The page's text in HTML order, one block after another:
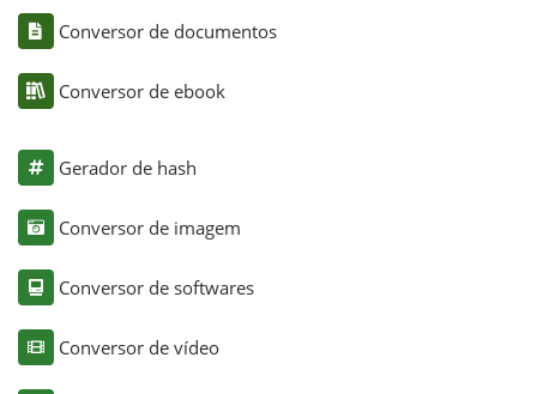
Conversor de documentos
Conversor de ebook
Gerador de hash
Conversor de imagem
Conversor de softwares
Conversor de vídeo